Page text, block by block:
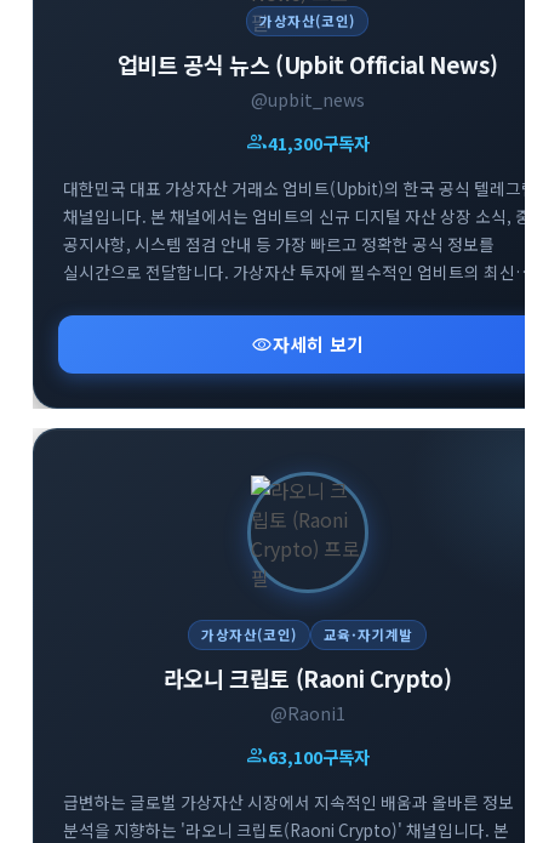
가상자산(코인)
업비트 공식 뉴스 (Upbit Official News)
@upbit_news
group41,300구독자
대한민국 대표 가상자산 거래소 업비트(Upbit)의 한국 공식 텔레그램
채널입니다. 본 채널에서는 업비트의 신규 디지털 자산 상장 소식, 중
공지사항, 시스템 점검 안내 등 가장 빠르고 정확한 공식 정보를
실시간으로 전달합니다. 가상자산 투자에 필수적인 업비트의 최신
안전하고 현명한 거래를 돕기 위한 공식 소통 창구로서 신뢰할 수 있는
visibility자세히 보기
가상자산(코인) 교육·자기계발
라오니 크립토 (Raoni Crypto)
@Raoni1
group63,100구독자
급변하는 글로벌 가상자산 시장에서 지속적인 배움과 올바른 정보
분석을 지향하는 '라오니 크립토(Raoni Crypto)' 채널입니다. 본